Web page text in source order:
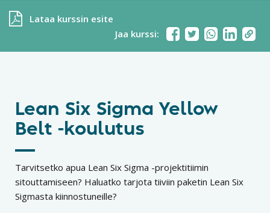
Lataa kurssin esite
Jaa kurssi:
Lean Six Sigma Yellow
Belt -koulutus
Tarvitsetko apua Lean Six Sigma -projektitiimin
sitouttamiseen? Haluatko tarjota tiiviin paketin Lean Six
Sigmasta kiinnostuneille?